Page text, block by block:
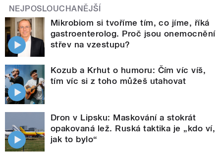
NEJPOSLOUCHANĚJŠÍ
Mikrobiom si tvoříme tím, co jíme, říká
gastroenterolog. Proč jsou onemocnění
střev na vzestupu?
Kozub a Krhut o humoru: Čím víc víš,
tím víc si z toho můžeš utahovat
Dron v Lipsku: Maskování a stokrát
opakovaná lež. Ruská taktika je „kdo ví,
jak to bylo“